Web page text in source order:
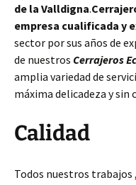
de la Valldigna.
empresa cualificada y
sector por sus años de
de nuestros Cerrajeros
amplia variedad de
máxima delicadeza y sin
Calidad
Todos nuestros